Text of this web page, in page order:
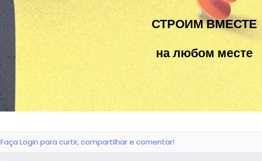
СТРОИМ ВМЕСТЕ
на любом месте
Faça Login para curtir, compartilhar e comentar!